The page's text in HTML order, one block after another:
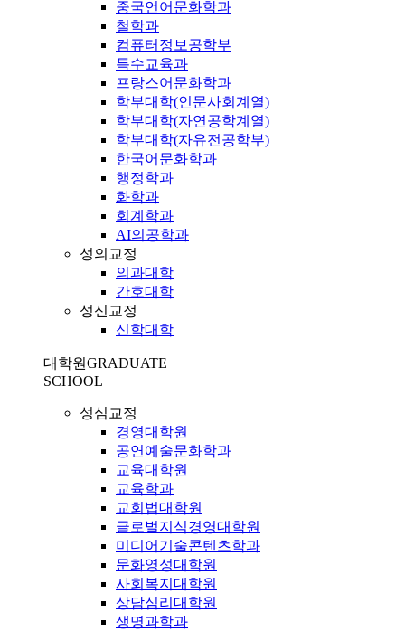
중국언어문화학과
철학과
컴퓨터정보공학부
특수교육과
프랑스어문화학과
학부대학(인문사회계열)
학부대학(자연공학계열)
학부대학(자유전공학부)
한국어문화학과
행정학과
화학과
회계학과
AI의공학과
성의교정
의과대학
간호대학
성신교정
신학대학
대학원GRADUATE
SCHOOL
성심교정
경영대학원
공연예술문화학과
교육대학원
교육학과
교회법대학원
글로벌지식경영대학원
미디어기술콘텐츠학과
문화영성대학원
사회복지대학원
상담심리대학원
생명과학과